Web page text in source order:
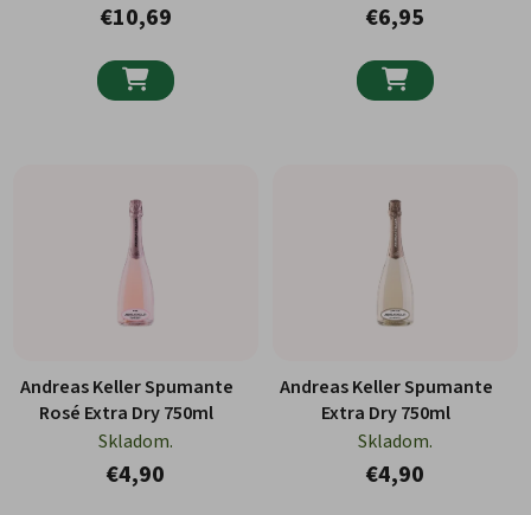
€10,69

€6,95

Andreas Keller Spumante
Rosé Extra Dry 750ml
Skladom.
€4,90
Andreas Keller Spumante
Extra Dry 750ml
Skladom.
€4,90